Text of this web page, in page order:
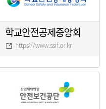
학교안전공제중앙회
https://www.ssif.or.kr